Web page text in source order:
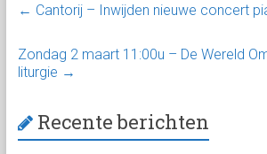
← Cantorij – Inwijden nieuwe concert
Zondag 2 maart 11:00u – De Wereld
liturgie →
Recente berichten